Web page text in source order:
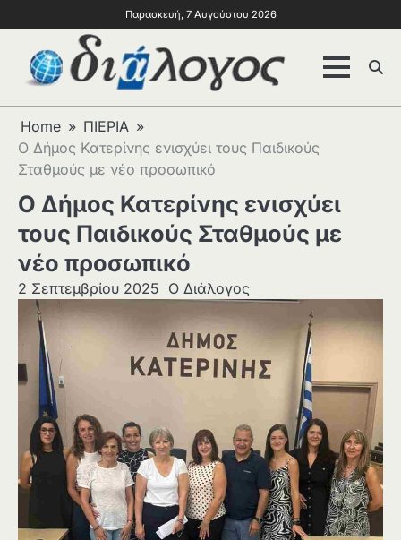
Παρασκευή, 7 Αυγούστου 2026
Home
ΠΙΕΡΙΑ
Ο Δήμος Κατερίνης ενισχύει τους Παιδικούς
Σταθμούς με νέο προσωπικό
Ο Δήμος Κατερίνης ενισχύει
τους Παιδικούς Σταθμούς με
νέο προσωπικό
2 Σεπτεμβρίου 2025 Ο Διάλογος